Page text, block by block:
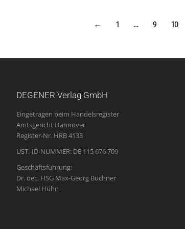
← 1 … 9 10
DEGENER Verlag GmbH
Eingetragen beim Handelsregister
Amtsgericht Hannover
Register-Nr. HRB 4133
UST.-ID-NUMMER: DE 115 676 709
Geschäftsführung:
Dr. oec. HSG Max-Georg Büchner
Michael Hühn